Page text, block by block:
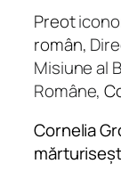
n
t
i
t
Preot
român,
Misiune al
Române,
Cornelia